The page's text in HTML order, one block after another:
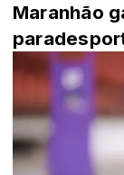
Maranhão